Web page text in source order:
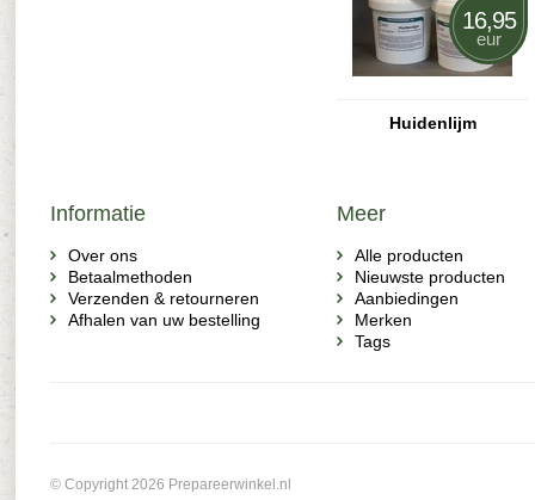
16,95
eur
Huidenlijm
Informatie
Over ons
Betaalmethoden
Verzenden & retourneren
Afhalen van uw bestelling
Meer
Alle producten
Nieuwste producten
Aanbiedingen
Merken
Tags
© Copyright 2026 Prepareerwinkel.nl